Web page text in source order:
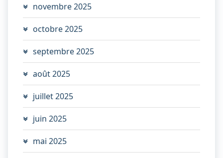
novembre 2025
octobre 2025
septembre 2025
août 2025
juillet 2025
juin 2025
mai 2025